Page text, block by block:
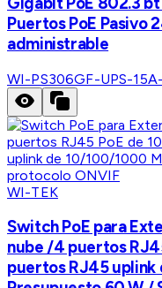
Puertos PoE Pasivo
administrable
WI-PS306GF-UPS-
WI-TEK
Switch PoE para
nube /4 puertos
puertos RJ45